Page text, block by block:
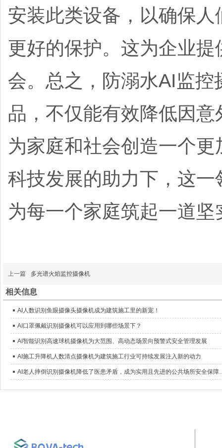
安装此类设备，以确保
更好的保护。这为企业
会。 总之，防溺水AI监
品，不仅能有效降低因
为家庭和社会创造一个
科技发展的助力下，这
为每一个家庭筑起一道
上一篇 多光谱火焰监控摄像机
相关信息
AI人数识别鱼眼摄像头摄像机成为建筑施工里的新宠！
AI口罩佩戴识别摄像机可以应用到哪些场景下？
AI智能识别高速球机摄像机为大范围、高动态场景向预警式安全管理发展
AI施工升降机人数清点摄像机为建筑施工行业可持续发展注入新的动力
AI老人摔倒识别摄像机